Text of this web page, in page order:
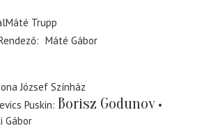
Trupp
Máté Gábor
József Színház
Puskin Borisz Godunov
Gábor